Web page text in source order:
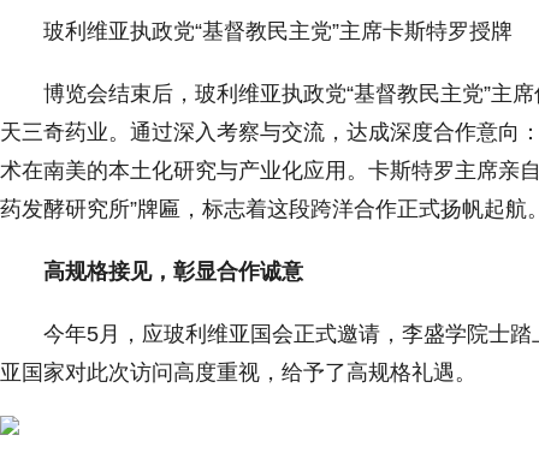
玻利维亚执政党“基督教民主党”主席卡斯特罗授牌
博览会结束后，玻利维亚执政党“基督教民主党”主
天三奇药业。通过深入考察与交流，达成深度合作意向
术在南美的本土化研究与产业化应用。卡斯特罗主席亲
药发酵研究所”牌匾，标志着这段跨洋合作正式扬帆起航
高规格接见，彰显合作诚意
今年5月，应玻利维亚国会正式邀请，李盛学院士
亚国家对此次访问高度重视，给予了高规格礼遇。